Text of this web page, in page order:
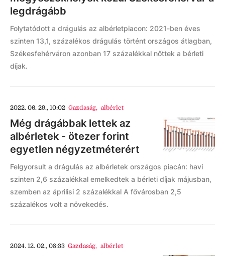
legdrágább
Folytatódott a drágulás az albérletpiacon: 2021-ben éves
szinten 13,1, százalékos drágulás történt országos átlagban,
Székesfehérváron azonban 17 százalékkal nőttek a bérleti
díjak.
2022. 06. 29., 10:02 Gazdaság, albérlet
Még drágábbak lettek az
albérletek - ötezer forint
egyetlen négyzetméterért
Felgyorsult a drágulás az albérletek országos piacán: havi
szinten 2,6 százalékkal emelkedtek a bérleti díjak májusban,
szemben az áprilisi 2 százalékkal A fővárosban 2,5
százalékos volt a növekedés.
2024. 12. 02., 08:33 Gazdaság, albérlet